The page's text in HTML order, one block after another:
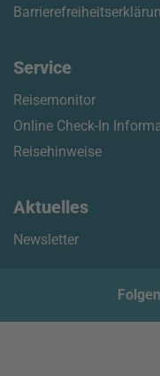
Service
Reisemonitor
Online Check-In
Reisehinweise
Aktuelles
Newsletter